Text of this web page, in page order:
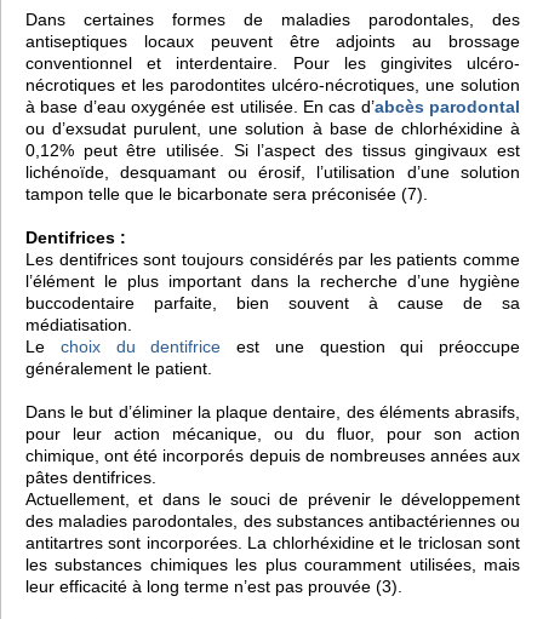
Dans certaines formes de maladies parodontales, des
antiseptiques locaux peuvent être adjoints au brossage
conventionnel et interdentaire. Pour les gingivites ulcéro-
nécrotiques et les parodontites ulcéro-nécrotiques, une solution
à base d’eau oxygénée est utilisée. En cas d’abcès parodontal
ou d’exsudat purulent, une solution à base de chlorhéxidine à
0,12% peut être utilisée. Si l’aspect des tissus gingivaux est
lichénoïde, desquamant ou érosif, l’utilisation d’une solution
tampon telle que le bicarbonate sera préconisée (7).
Dentifrices :
Les dentifrices sont toujours considérés par les patients comme
l’élément le plus important dans la recherche d’une hygiène
buccodentaire parfaite, bien souvent à cause de sa
médiatisation.
Le choix du dentifrice est une question qui préoccupe
généralement le patient.
Dans le but d’éliminer la plaque dentaire, des éléments abrasifs,
pour leur action mécanique, ou du fluor, pour son action
chimique, ont été incorporés depuis de nombreuses années aux
pâtes dentifrices.
Actuellement, et dans le souci de prévenir le développement
des maladies parodontales, des substances antibactériennes ou
antitartres sont incorporées. La chlorhéxidine et le triclosan sont
les substances chimiques les plus couramment utilisées, mais
leur efficacité à long terme n’est pas prouvée (3).